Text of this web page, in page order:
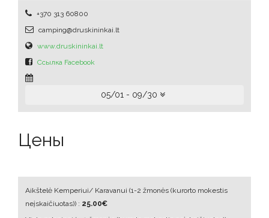
+370 313 60800
camping@druskininkai.lt
www.druskininkai.lt
Ссылка Facebook
05/01 - 09/30
Цены
Aikštelė Kemperiui/ Karavanui (1-2 žmonės (kurorto mokestis
neįskaičiuotas)) : 25.00€